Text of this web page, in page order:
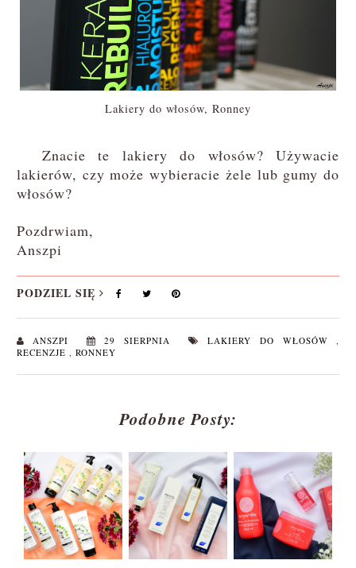
Lakiery do włosów, Ronney
Znacie te lakiery do włosów? Używacie
lakierów, czy może wybieracie żele lub gumy do
włosów?
Pozdrwiam,
Anszpi
PODZIEL SIĘ
ANSZPI 29 SIERPNIA LAKIERY DO WŁOSÓW
RECENZJE
RONNEY
Podobne Posty: